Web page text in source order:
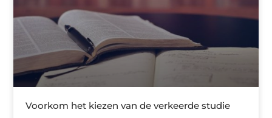
Voorkom het kiezen van de verkeerde studie